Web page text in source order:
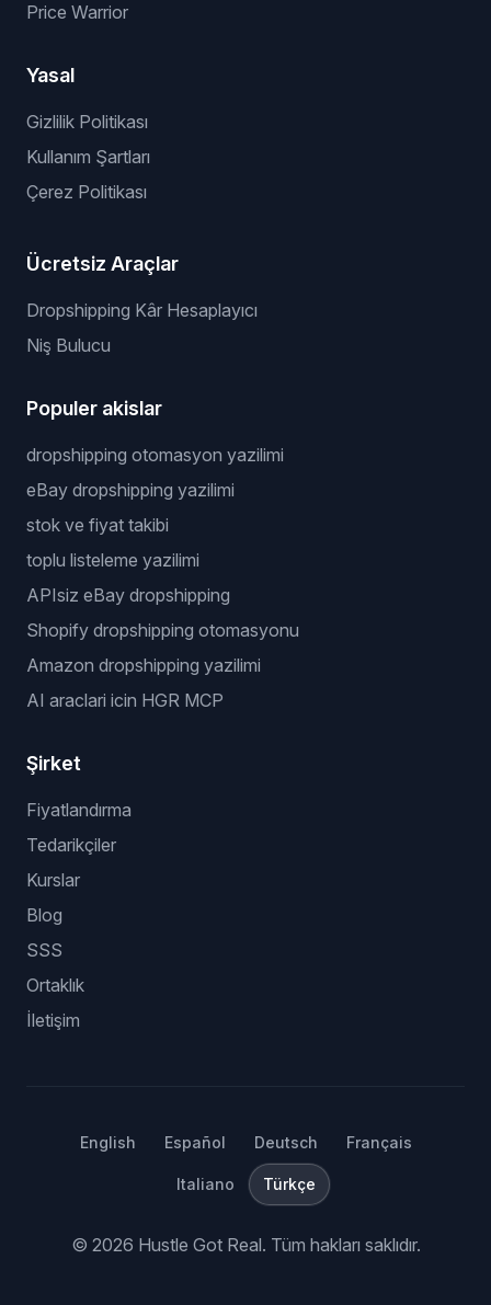
Price Warrior
Yasal
Gizlilik Politikası
Kullanım Şartları
Çerez Politikası
Ücretsiz Araçlar
Dropshipping Kâr Hesaplayıcı
Niş Bulucu
Populer akislar
dropshipping otomasyon yazilimi
eBay dropshipping yazilimi
stok ve fiyat takibi
toplu listeleme yazilimi
APIsiz eBay dropshipping
Shopify dropshipping otomasyonu
Amazon dropshipping yazilimi
AI araclari icin HGR MCP
Şirket
Fiyatlandırma
Tedarikçiler
Kurslar
Blog
SSS
Ortaklık
İletişim
English Español Deutsch Français
Italiano Türkçe
© 2026 Hustle Got Real. Tüm hakları saklıdır.